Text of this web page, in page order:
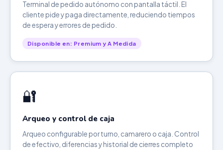
Terminal de pedido autónomo con pantalla táctil. El
cliente pide y paga directamente, reduciendo tiempos
de espera y errores de pedido.
Disponible en: Premium y A Medida
🔐
Arqueo y control de caja
Arqueo configurable por turno, camarero o caja. Control
de efectivo, diferencias y historial de cierres completo